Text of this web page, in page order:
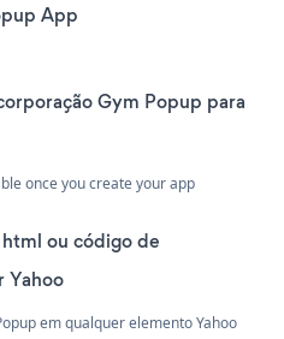
App
Gym Popup para
once you create your app
ou código de
Yahoo
em qualquer elemento Yahoo